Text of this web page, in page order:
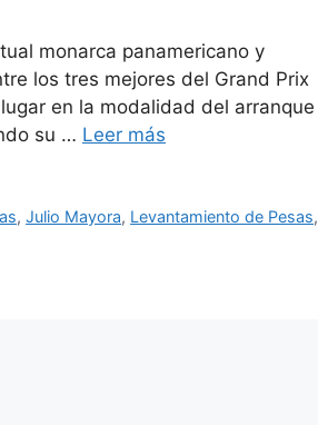
monarca panamericano y
los tres mejores del Grand Prix
en la modalidad del arranque
su … Leer más
,Julio Mayora, Levantamiento de Pesas,